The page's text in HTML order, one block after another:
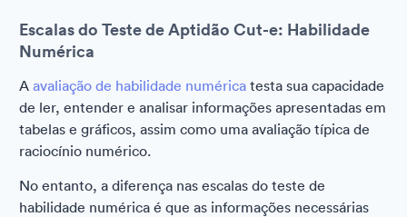
Escalas do Teste de Aptidão Cut-e: Habilidade
Numérica
A avaliação de habilidade numérica testa sua capacidade
de ler, entender e analisar informações apresentadas em
tabelas e gráficos, assim como uma avaliação típica de
raciocínio numérico.
No entanto, a diferença nas escalas do teste de
habilidade numérica é que as informações necessárias